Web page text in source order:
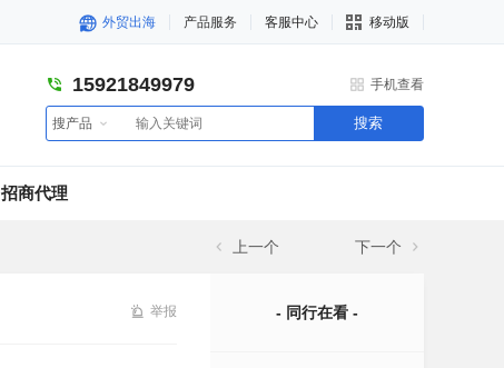
外贸出海 产品服务 客服中心 移动版
15921849979 手机查看
搜产品 搜索
招商代理
上一个 下一个
举报 - 同行在看 -